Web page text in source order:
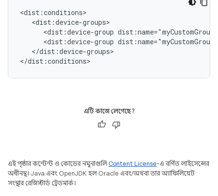
<dist:device-group
<dist:device-group
</dist:device-groups>
এটি কাজে লেগেছে?
এই পৃষ্ঠার কন্টেন্ট ও কোডের নমুনাগুলিContent License-এ বর্ণিত লাইসেন্সের
অধীনস্থ। Java এবং OpenJDK হল Oracle এবং/অথবা তার অ্যাফিলিয়েট
সংস্থার রেজিস্টার্ড ট্রেডমার্ক।